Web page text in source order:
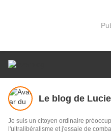
Le blog de
Je suis un citoyen ordinaire
l'ultralibéralisme et j'essaie de